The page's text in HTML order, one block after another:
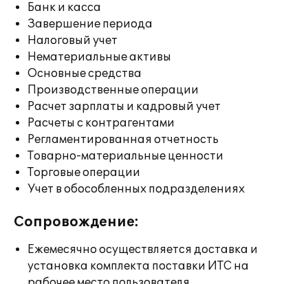
Банк и касса
Завершение периода
Налоговый учет
Нематериальные активы
Основные средства
Производственные операции
Расчет зарплаты и кадровый учет
Расчеты с контрагентами
Регламентированная отчетность
Товарно-материальные ценности
Торговые операции
Учет в обособленных подразделениях
Сопровождение:
Ежемесячно осуществляется доставка и
установка комплекта поставки ИТС на